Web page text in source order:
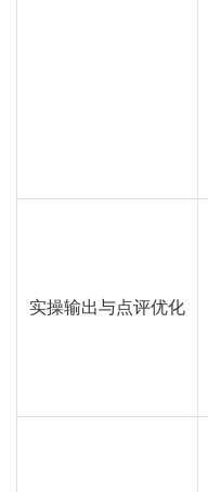
实操输出与点评优化